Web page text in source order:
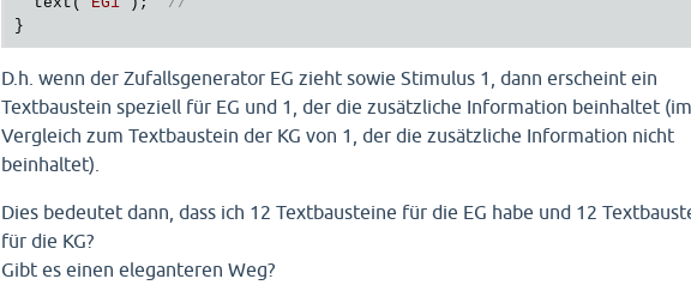
D.h. wenn der Zufallsgenerator EG zieht sowie Stimulus 1, dann erscheint ein
Textbaustein speziell für EG und 1, der die zusätzliche Information beinhaltet (im
Vergleich zum Textbaustein der KG von 1, der die zusätzliche Information nicht
beinhaltet).
Dies bedeutet dann, dass ich 12 Textbausteine für die EG habe und 12
für die KG?
Gibt es einen eleganteren Weg?